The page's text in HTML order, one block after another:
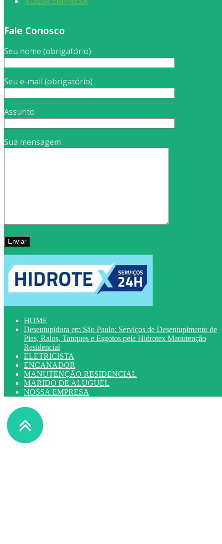
Fale Conosco
Seu nome (obrigatório)
Seu e-mail (obrigatório)
Assunto
Sua mensagem
HOME
Desentupidora em São Paulo: Serviços de Desentupimento de
Pias, Ralos, Tanques e Esgotos pela Hidrotex Manutenção
Residencial
ELETRICISTA
ENCANADOR
MANUTENÇÃO RESIDENCIAL
MARIDO DE ALUGUEL
NOSSA EMPRESA